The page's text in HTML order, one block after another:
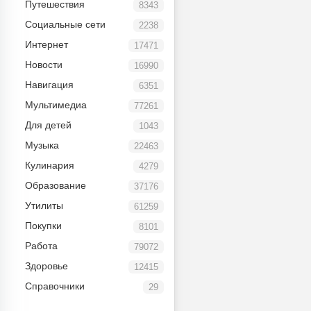
8343
Путешествия
2238
Социальные сети
17471
Интернет
16990
Новости
6351
Навигация
77261
Мультимедиа
1043
Для детей
22463
Музыка
4279
Кулинария
37176
Образование
61259
Утилиты
8101
Покупки
79072
Работа
12415
Здоровье
29
Справочники